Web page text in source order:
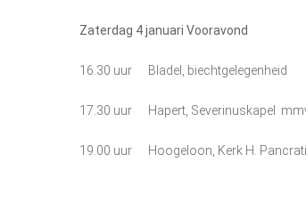
Zaterdag 4januari Vooravond
16.30 uur Bladel, biechtgelegenheid
17.30 uur Hapert, Severinuskapel
19.00 uur Hoogeloon, Kerk H.